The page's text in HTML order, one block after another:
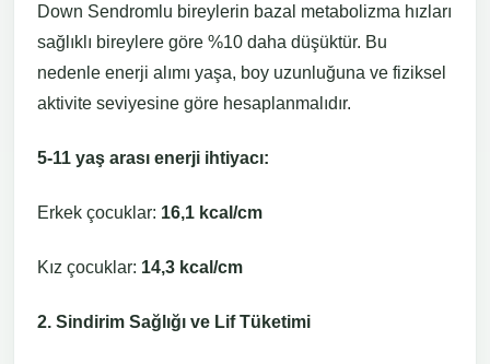
Down Sendromlu bireylerin bazal metabolizma hızları
sağlıklı bireylere göre %10 daha düşüktür. Bu
nedenle enerji alımı yaşa, boy uzunluğuna ve fiziksel
aktivite seviyesine göre hesaplanmalıdır.
5-11 yaş arası enerji ihtiyacı:
Erkek çocuklar: 16,1 kcal/cm
Kız çocuklar: 14,3 kcal/cm
2. Sindirim Sağlığı ve Lif Tüketimi